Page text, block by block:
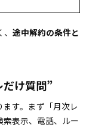
途中解約の条件と
け質問”
す。まず「月次レ
表示、電話、ルー